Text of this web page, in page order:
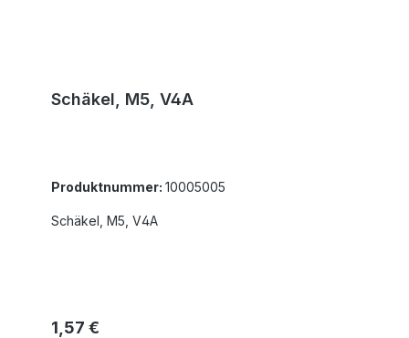
Schäkel, M5, V4A
Produktnummer: 10005005
Schäkel, M5, V4A
Regulärer Preis:
1,57 €